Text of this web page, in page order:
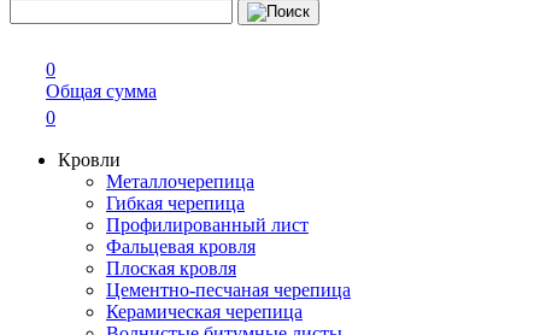
0
Общая сумма
0
Кровли
Металлочерепица
Гибкая черепица
Профилированный лист
Фальцевая кровля
Плоская кровля
Цементно-песчаная черепица
Керамическая черепица